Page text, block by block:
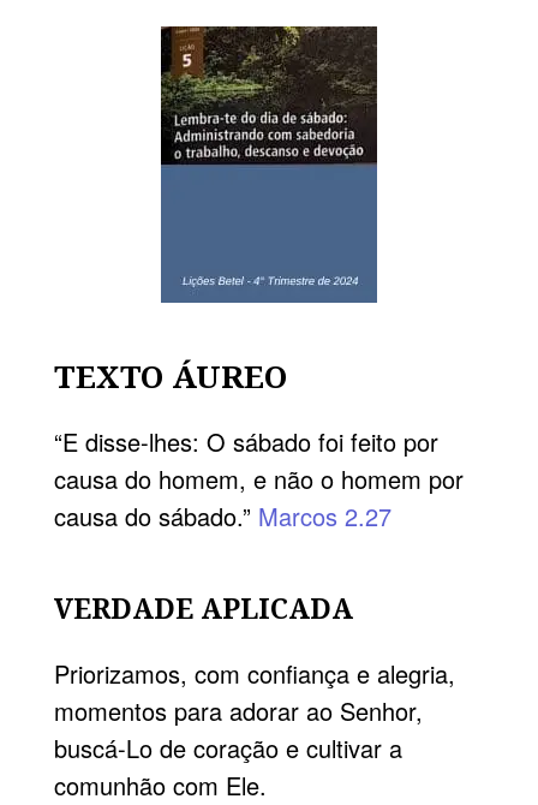
TEXTO ÁUREO
“E disse-lhes: O sábado foi feito por
causa do homem, e não o homem por
causa do sábado.” Marcos 2.27
VERDADE APLICADA
Priorizamos, com confiança e alegria,
momentos para adorar ao Senhor,
buscá-Lo de coração e cultivar a
comunhão com Ele.